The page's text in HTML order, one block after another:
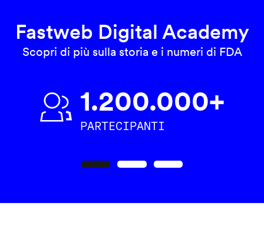
Fastweb Digital Academy
Scopri di più sulla storia e i numeri di FDA
1.200.000+
PARTECIPANTI